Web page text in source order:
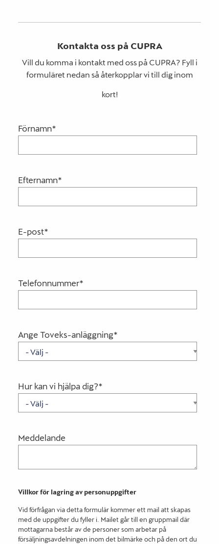
Kontakta oss på CUPRA
Vill du komma i kontakt med oss på CUPRA? Fyll i
formuläret nedan så återkopplar vi till dig inom
kort!
Förnamn*
Efternamn*
E-post*
Telefonnummer*
Ange Toveks-anläggning*
Hur kan vi hjälpa dig?*
Meddelande
Villkor för lagring av personuppgifter
Vid förfrågan via detta formulär kommer ett mail att skapas
med de uppgifter du fyller i. Mailet går till en gruppmail där
mottagarna består av de personer som arbetar på
försäljningsavdelningen inom det bilmärke och på den ort du